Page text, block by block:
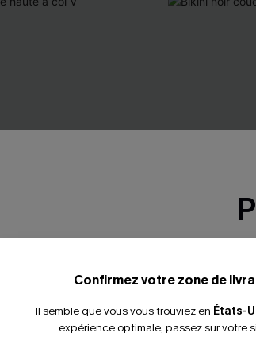
Confirmez votre zone de
Il semble que vous vous trouviez en États-
expérience optimale, passez sur votre